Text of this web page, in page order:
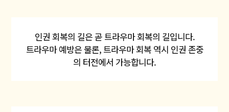
인권 회복의 길은 곧 트라우마 회복의 길입니다.
트라우마 예방은 물론, 트라우마 회복 역시 인권 존중
의 터전에서 가능합니다.